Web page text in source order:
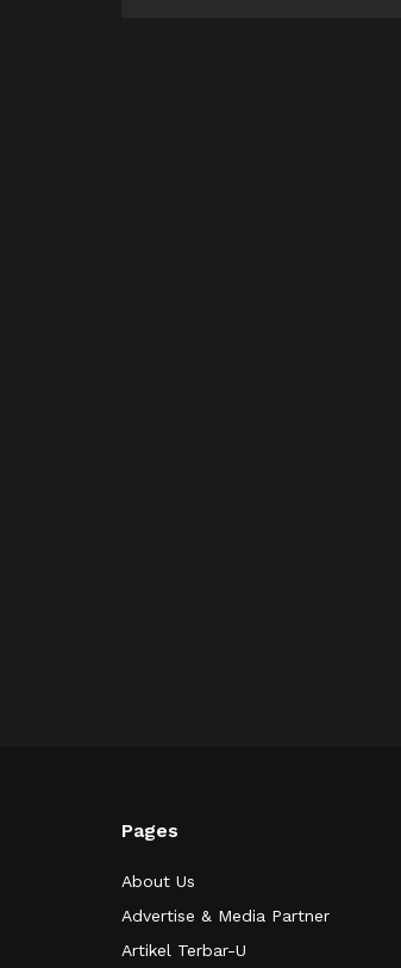
Pages
About Us
Advertise & Media Partner
Artikel Terbar-U